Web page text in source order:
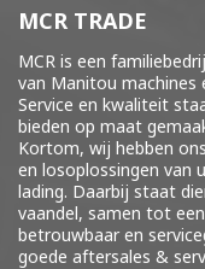
MCR TRADE
MCR is een
van Manitou machines
Service en kwaliteit
bieden op maat
Kortom, wij hebben
en losoplossingen van
lading. Daarbij staat
vaandel, samen tot
betrouwbaar en
goede aftersales &